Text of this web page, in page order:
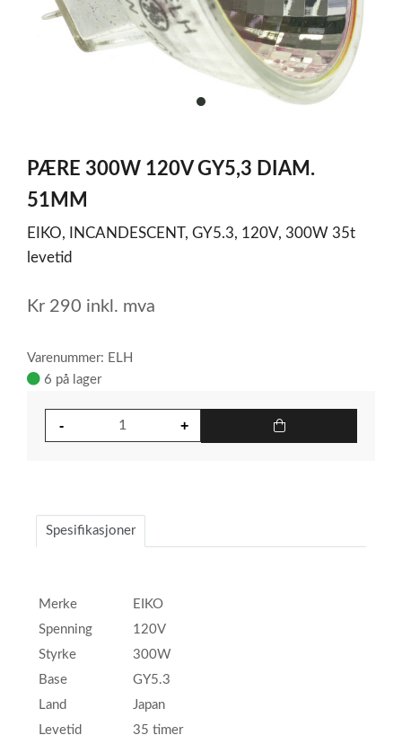
item
of
1
PÆRE 300W 120V GY5,3 DIAM.
51MM
EIKO, INCANDESCENT, GY5.3, 120V, 300W 35t
levetid
Kr 290 inkl. mva
Varenummer: ELH
6 på lager
Spesifikasjoner
Merke
EIKO
Spenning
120V
Styrke
300W
Base
GY5.3
Land
Japan
Levetid
35 timer